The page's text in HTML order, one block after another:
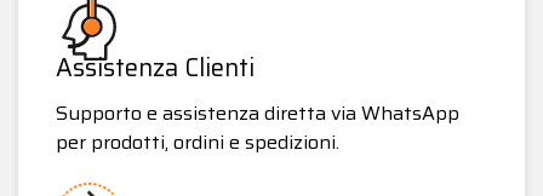
Assistenza Clienti
Supporto e assistenza diretta via WhatsApp
per prodotti, ordini e spedizioni.